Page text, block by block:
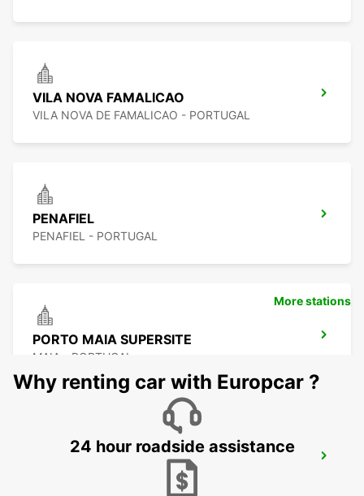
VILA NOVA FAMALICAO
VILA NOVA DE FAMALICAO - PORTUGAL
PENAFIEL
PENAFIEL - PORTUGAL
PORTO MAIA SUPERSITE
MAIA - PORTUGAL
PORTO AIRPORT IKC *RY*
More stations
Why renting car with Europcar ?
24 hour roadside assistance